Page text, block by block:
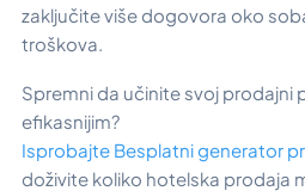
zaključite više dogovora oko
troškova.
Spremni da učinite svoj prodajni
efikasnijim?
Isprobajte Besplatni generator
doživite koliko hotelska prodaja